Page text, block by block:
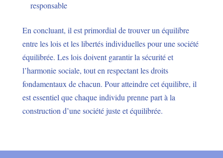
responsable
En concluant, il est primordial de trouver un équilibre
entre les lois et les libertés individuelles pour une société
équilibrée. Les lois doivent garantir la sécurité et
l’harmonie sociale, tout en respectant les droits
fondamentaux de chacun. Pour atteindre cet équilibre, il
est essentiel que chaque individu prenne part à la
construction d’une société juste et équilibrée.